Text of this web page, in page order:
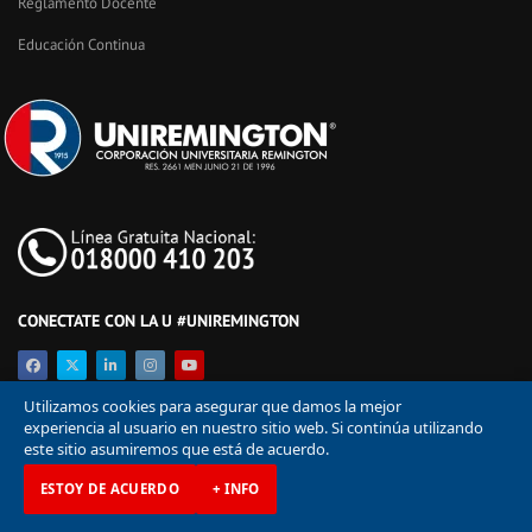
Educación Continua
CONECTATE CON LA U #UNIREMINGTON
© Corporación Universitaria Remington 2026
Utilizamos cookies para asegurar que damos la mejor
experiencia al usuario en nuestro sitio web. Si continúa utilizando
este sitio asumiremos que está de acuerdo.
ESTOY DE ACUERDO + INFO